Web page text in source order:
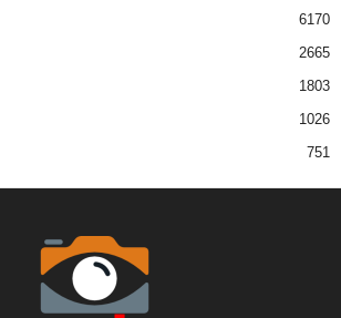
6170
2665
1803
1026
751